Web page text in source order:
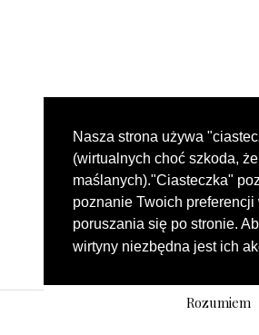
Nasza strona używa
(wirtualnych choć szkoda,
maślanych)."Ciasteczka"
poznanie Twoich preferencji
poruszania się po stronie.
wirtyny niezbędna jest ich
Rozumiem